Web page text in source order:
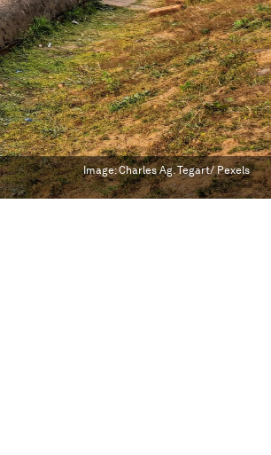
Image:Charles Ag. Tegart/ Pexels